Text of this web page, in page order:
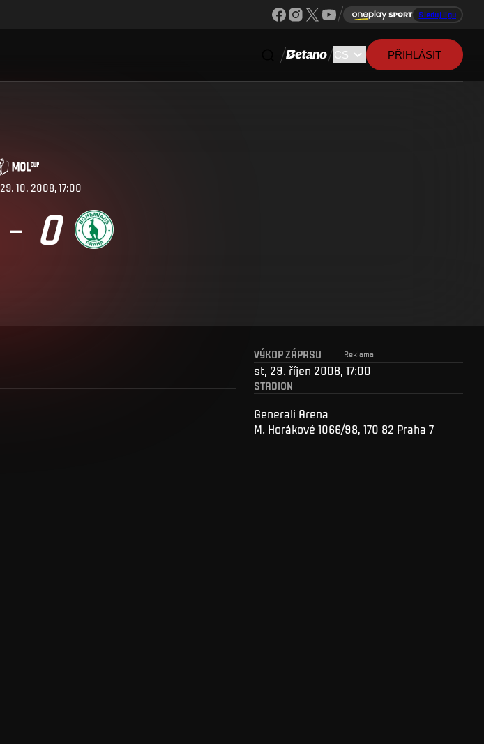
Sleduj ligu
PŘIHLÁSIT
29. 10. 2008, 17:00
– 0
Reklama
VÝKOP ZÁPASU
st, 29. říjen 2008, 17:00
STADION
Generali Arena
M. Horákové 1066/98, 170 82 Praha 7